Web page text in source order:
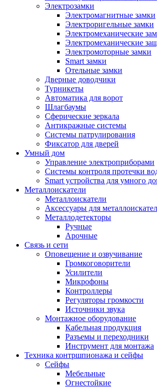
Электрозамки
Электромагнитные замки
Электроригельные замки
Электромеханические
Электромеханические
Электромоторные замки
Smart замки
Отельные замки
Дверные доводчики
Турникеты
Автоматика для ворот
Шлагбаумы
Сферические зеркала
Антикражные системы
Системы патрулирования
Фиксатор для дверей
Умный дом
Управление электроприборами
Системы контроля протечки
Smart устройства для умного
Металлоискатели
Металлоискатели
Аксессуары для
Металлодетекторы
Ручные
Арочные
Связь и сети
Оповещение и озвучивание
Громкоговорители
Усилители
Микрофоны
Контроллеры
Регуляторы громкости
Источники звука
Монтажное оборудование
Кабельная продукция
Разъемы и переходники
Инструмент для монтажа
Техника контршпионажа и сейфы
Сейфы
Мебельные
Огнестойкие